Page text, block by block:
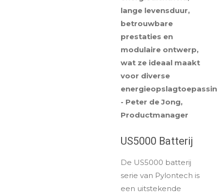
lange levensduur,
betrouwbare
prestaties en
modulaire ontwerp,
wat ze ideaal maakt
voor diverse
- Peter de Jong,
Productmanager
US5000 Batterij
De US5000 batterij
serie van Pylontech is
een uitstekende